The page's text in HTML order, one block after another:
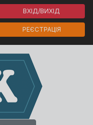
ВХІД/ВИХІД
РЕЄСТРАЦІЯ